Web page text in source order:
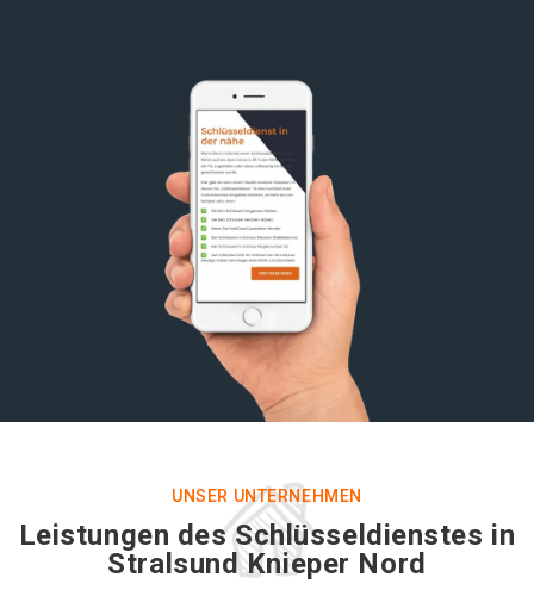
UNSER UNTERNEHMEN
Leistungen des Schlüsseldienstes in
Stralsund Knieper Nord